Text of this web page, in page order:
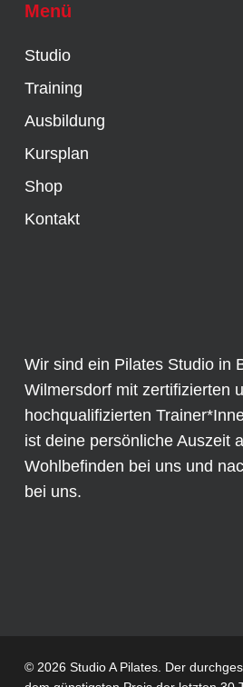
Menü
Studio
Training
Ausbildung
Kursplan
Shop
Kontakt
Wir sind ein Pilates Studio in
Wilmersdorf mit zertifizierten
hochqualifizierten
ist deine persönliche Auszeit
Wohlbefinden bei uns und
bei uns.
© 2026 Studio A Pilates. Der